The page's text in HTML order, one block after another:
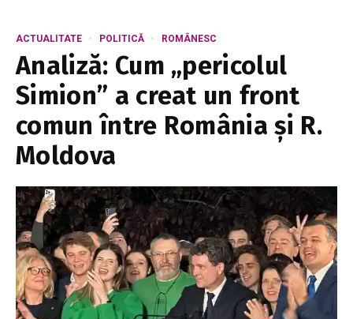
ACTUALITATE POLITICĂ ROMÂNESC
Analiză: Cum „pericolul
Simion” a creat un front
comun între România și R.
Moldova